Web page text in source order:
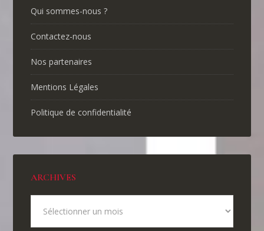
Qui sommes-nous ?
Contactez-nous
Nos partenaires
Mentions Légales
Politique de confidentialité
ARCHIVES